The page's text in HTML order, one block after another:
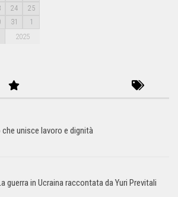
24
25
31 1
2025
unisce lavoro e dignità
guerra in Ucraina raccontata da Yuri Previtali